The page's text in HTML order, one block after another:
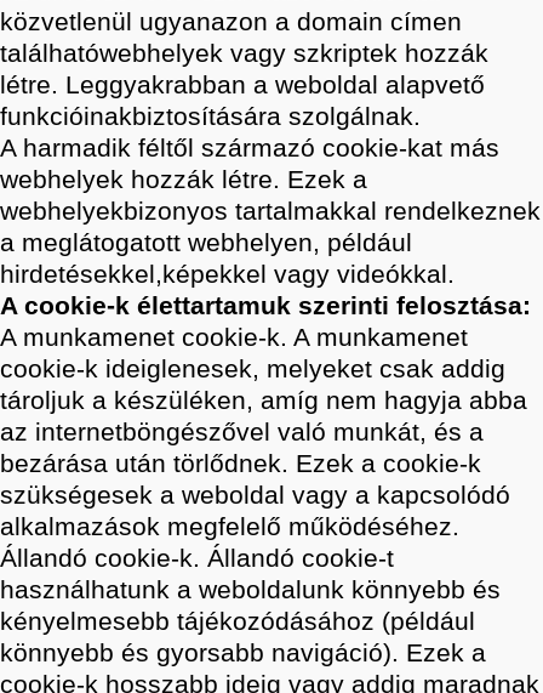
közvetlenül ugyanazon a domain címen
találhatówebhelyek vagy szkriptek hozzák
létre. Leggyakrabban a weboldal alapvető
funkcióinakbiztosítására szolgálnak.
A harmadik féltől származó cookie-kat más
webhelyek hozzák létre. Ezek a
webhelyekbizonyos tartalmakkal rendelkeznek
a meglátogatott webhelyen, például
hirdetésekkel,képekkel vagy videókkal.
A cookie-k élettartamuk szerinti felosztása:
A munkamenet cookie-k. A munkamenet
cookie-k ideiglenesek, melyeket csak addig
tároljuk a készüléken, amíg nem hagyja abba
az internetböngészővel való munkát, és a
bezárása után törlődnek. Ezek a cookie-k
szükségesek a weboldal vagy a kapcsolódó
alkalmazások megfelelő működéséhez.
Állandó cookie-k. Állandó cookie-t
használhatunk a weboldalunk könnyebb és
kényelmesebb tájékozódásához (például
könnyebb és gyorsabb navigáció). Ezek a
cookie-k hosszabb ideig vagy addig maradnak